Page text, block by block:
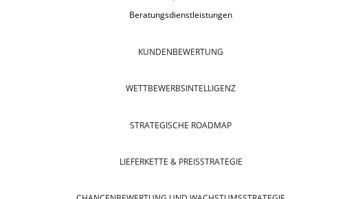
Beratungsdienstleistungen
KUNDENBEWERTUNG
WETTBEWERBSINTELLIGENZ
STRATEGISCHE ROADMAP
LIEFERKETTE & PREISSTRATEGIE